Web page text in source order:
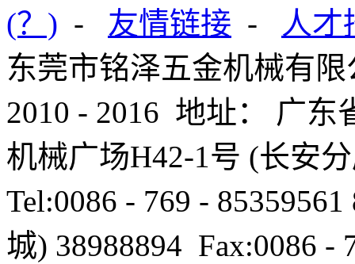
(？) - 友情链接 -
人才
东莞市铭泽五金机械有
2010 - 2016 地址： 广东
机械广场H42-1号 (长安
Tel:0086 - 769 -
城) 38988894 Fax:0086 -